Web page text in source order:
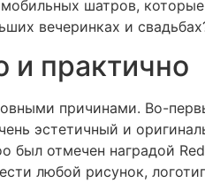
шатров,
вечеринках и
и практично
причинами. Во-
эстетичный и
отмечен наградой
любой рисунок,